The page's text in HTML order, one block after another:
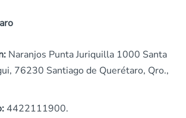
Naranjos Punta Juriquilla 1000 Santa
76230 Santiago de Querétaro, Qro.,
4422111900.